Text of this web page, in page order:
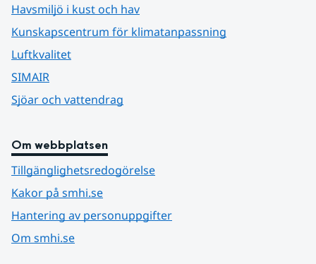
Havsmiljö i kust och hav
Kunskapscentrum för klimatanpassning
Luftkvalitet
SIMAIR
Sjöar och vattendrag
Om webbplatsen
Tillgänglighetsredogörelse
Kakor på smhi.se
Hantering av personuppgifter
Om smhi.se